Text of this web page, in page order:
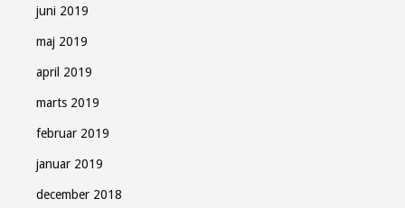
juni 2019
maj 2019
april 2019
marts 2019
februar 2019
januar 2019
december 2018